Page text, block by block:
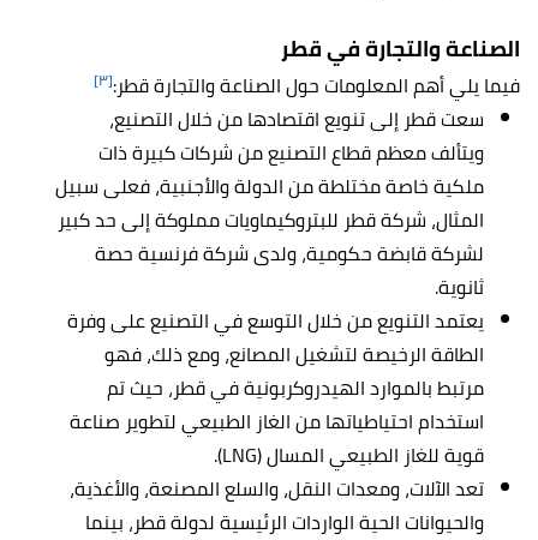
الصناعة والتجارة في قطر
فيما يلي أهم المعلومات حول الصناعة والتجارة قطر:[٣]
سعت قطر إلى تنويع اقتصادها من خلال التصنيع،
ويتألف معظم قطاع التصنيع من شركات كبيرة ذات
ملكية خاصة مختلطة من الدولة والأجنبية، فعلى سبيل
المثال، شركة قطر للبتروكيماويات مملوكة إلى حد كبير
لشركة قابضة حكومية، ولدى شركة فرنسية حصة
ثانوية.
يعتمد التنويع من خلال التوسع في التصنيع على وفرة
الطاقة الرخيصة لتشغيل المصانع، ومع ذلك، فهو
مرتبط بالموارد الهيدروكربونية في قطر، حيث تم
استخدام احتياطياتها من الغاز الطبيعي لتطوير صناعة
قوية للغاز الطبيعي المسال (LNG).
تعد الآلات، ومعدات النقل، والسلع المصنعة، والأغذية،
والحيوانات الحية الواردات الرئيسية لدولة قطر، بينما